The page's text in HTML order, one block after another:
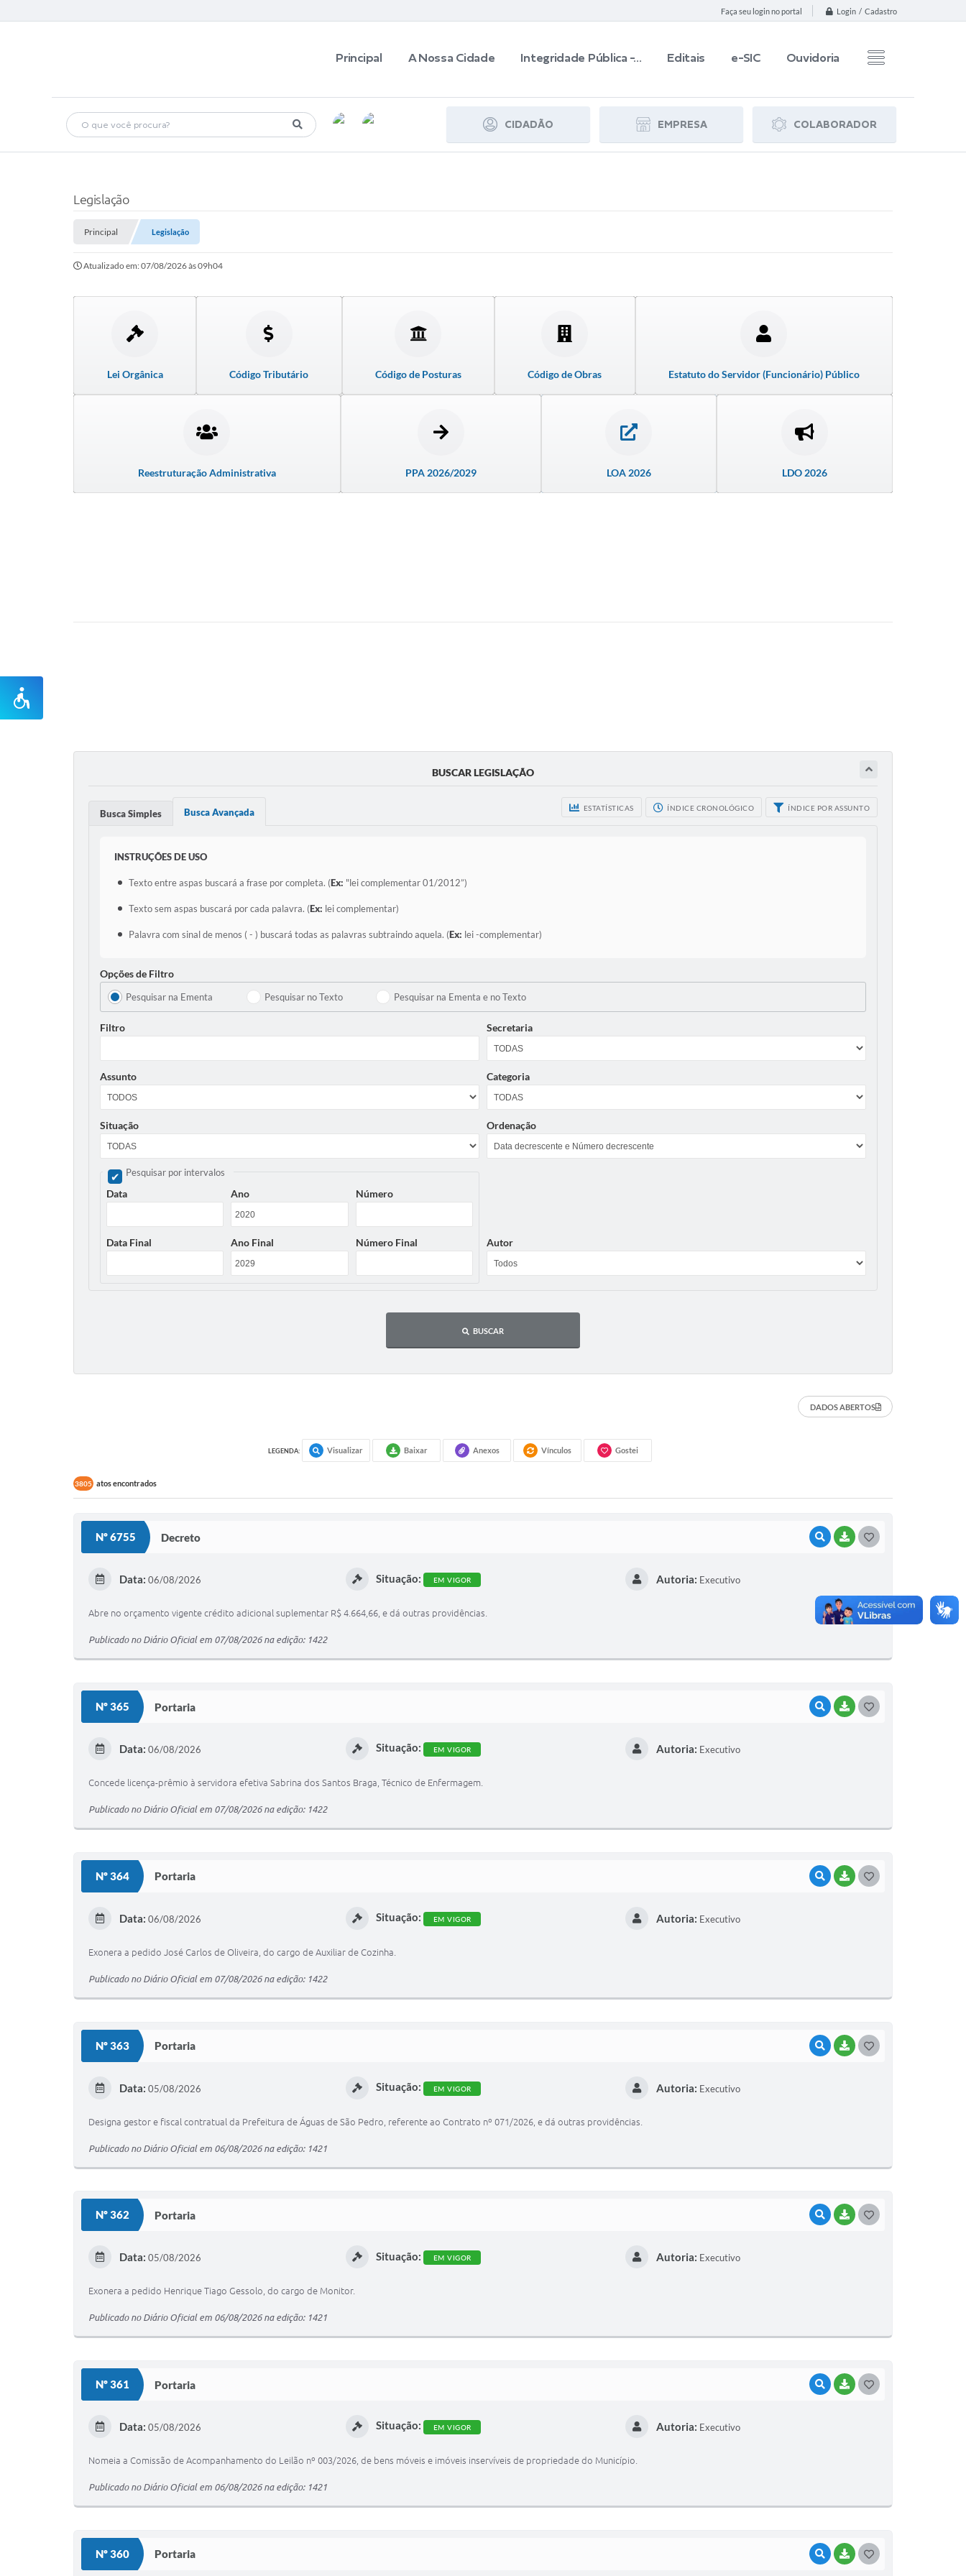
Faça seu login no portal Login / Cadastro
Principal A Nossa Cidade Integridade Pública -... Editais e-SIC Ouvidoria
CIDADÃO EMPRESA COLABORADOR
Legislação
Principal Legislação
Atualizado em: 07/08/2026 às 09h04
Lei Orgânica Código Tributário Código de Posturas Código de Obras Estatuto do Servidor (Funcionário) Público
Reestruturação Administrativa PPA 2026/2029 LOA 2026 LDO 2026
BUSCAR LEGISLAÇÃO
ESTATÍSTICAS ÍNDICE CRONOLÓGICO ÍNDICE POR ASSUNTO
Busca Simples Busca Avançada
INSTRUÇÕES DE USO
Texto entre aspas buscará a frase por completa. (Ex: "lei complementar 01/2012”)
Texto sem aspas buscará por cada palavra. (Ex: lei complementar)
Palavra com sinal de menos ( - ) buscará todas as palavras subtraindo aquela. (Ex: lei -complementar)
Opções de Filtro
Pesquisar na Ementa Pesquisar no Texto Pesquisar na Ementa e no Texto
Filtro Secretaria
Assunto Categoria
Situação Ordenação
Pesquisar por intervalos
Data Ano Número
Data Final Ano Final Número Final Autor
BUSCAR
DADOS ABERTOS
LEGENDA: Visualizar Baixar Anexos Vínculos Gostei
3805 atos encontrados
Nº 6755 Decreto VISUALIZAR
BAIXAR
Data: 06/08/2026 Situação: EM VIGOR Autoria: Executivo
Abre no orçamento vigente crédito adicional suplementar R$ 4.664,66, e dá outras providências.
Publicado no Diário Oficial em 07/08/2026 na edição: 1422
Nº 365 Portaria VISUALIZAR
BAIXAR
Data: 06/08/2026 Situação: EM VIGOR Autoria: Executivo
Concede licença-prêmio à servidora efetiva Sabrina dos Santos Braga, Técnico de Enfermagem.
Publicado no Diário Oficial em 07/08/2026 na edição: 1422
Nº 364 Portaria VISUALIZAR
BAIXAR
Data: 06/08/2026 Situação: EM VIGOR Autoria: Executivo
Exonera a pedido José Carlos de Oliveira, do cargo de Auxiliar de Cozinha.
Publicado no Diário Oficial em 07/08/2026 na edição: 1422
Nº 363 Portaria VISUALIZAR
BAIXAR
Data: 05/08/2026 Situação: EM VIGOR Autoria: Executivo
Designa gestor e fiscal contratual da Prefeitura de Águas de São Pedro, referente ao Contrato nº 071/2026, e dá outras providências.
Publicado no Diário Oficial em 06/08/2026 na edição: 1421
Nº 362 Portaria VISUALIZAR
BAIXAR
Data: 05/08/2026 Situação: EM VIGOR Autoria: Executivo
Exonera a pedido Henrique Tiago Gessolo, do cargo de Monitor.
Publicado no Diário Oficial em 06/08/2026 na edição: 1421
Nº 361 Portaria VISUALIZAR
BAIXAR
Data: 05/08/2026 Situação: EM VIGOR Autoria: Executivo
Nomeia a Comissão de Acompanhamento do Leilão nº 003/2026, de bens móveis e imóveis inservíveis de propriedade do Município.
Publicado no Diário Oficial em 06/08/2026 na edição: 1421
Nº 360 Portaria VISUALIZAR
BAIXAR